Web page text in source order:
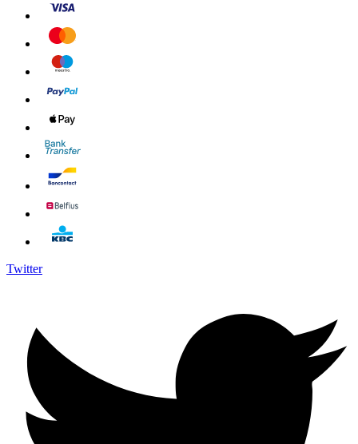
Twitter